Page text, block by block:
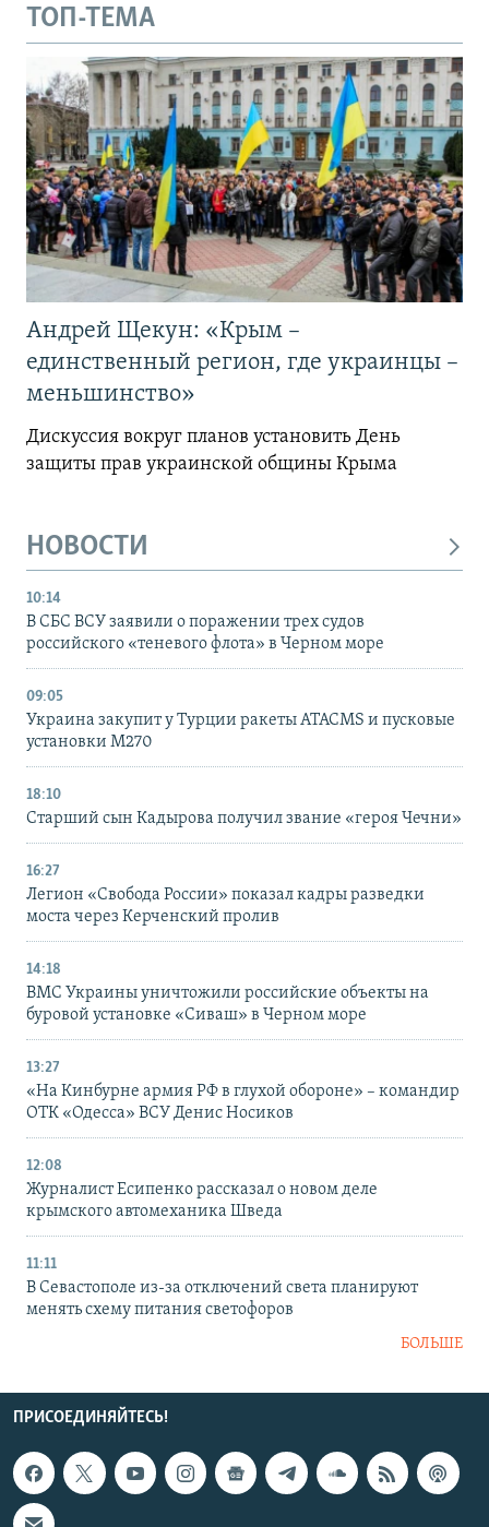
ТОП-ТЕМА
Андрей Щекун: «Крым –
единственный регион, где украинцы –
меньшинство»
Дискуссия вокруг планов установить День
защиты прав украинской общины Крыма
НОВОСТИ
10:14
В СБС ВСУ заявили о поражении трех судов
российского «теневого флота» в Черном море
09:05
Украина закупит у Турции ракеты ATACMS и пусковые
установки M270
18:10
Старший сын Кадырова получил звание «героя Чечни»
16:27
Легион «Свобода России» показал кадры разведки
моста через Керченский пролив
14:18
ВМС Украины уничтожили российские объекты на
буровой установке «Сиваш» в Черном море
13:27
«На Кинбурне армия РФ в глухой обороне» – командир
ОТК «Одесса» ВСУ Денис Носиков
12:08
Журналист Есипенко рассказал о новом деле
крымского автомеханика Шведа
11:11
В Севастополе из-за отключений света планируют
менять схему питания светофоров
БОЛЬШЕ
ПРИСОЕДИНЯЙТЕСЬ!